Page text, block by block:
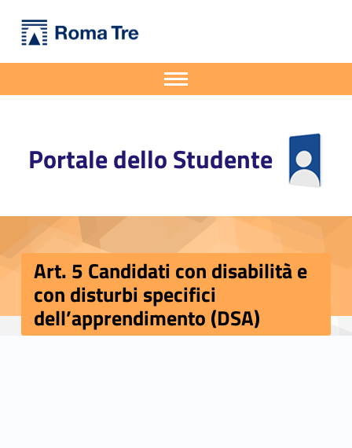
Art. 5 Candidati con disabilità e con disturbi specifici dell’apprendimento (DSA) - Portale dello Studente
Portale dello Studente
Apri il menu secondario
Header info sidebar
Art. 5 Candidati con disabilità e
con disturbi specifici
dell’apprendimento (DSA)